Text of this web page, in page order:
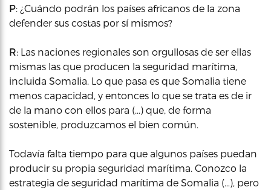
P: ¿Cuándo podrán los países africanos de la zona
defender sus costas por sí mismos?
R: Las naciones regionales son orgullosas de ser ellas
mismas las que producen la seguridad marítima,
incluida Somalia. Lo que pasa es que Somalia tiene
menos capacidad, y entonces lo que se trata es de ir
de la mano con ellos para (…) que, de forma
sostenible, produzcamos el bien común.
Todavía falta tiempo para que algunos países puedan
producir su propia seguridad marítima. Conozco la
estrategia de seguridad marítima de Somalia (…), pero